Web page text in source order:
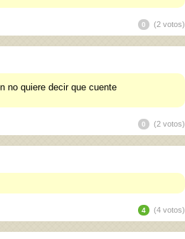
0 (2 votos)
no quiere decir que cuente
0 (2 votos)
4 (4 votos)